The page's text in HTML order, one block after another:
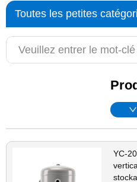
CONTACTEZ-NOUS
Toutes les petites
YC-